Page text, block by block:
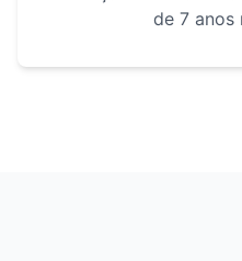
de 7 anos